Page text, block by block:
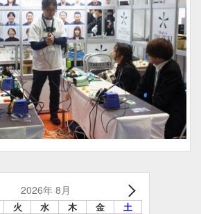
2026年 8月
火 水 木 金 土